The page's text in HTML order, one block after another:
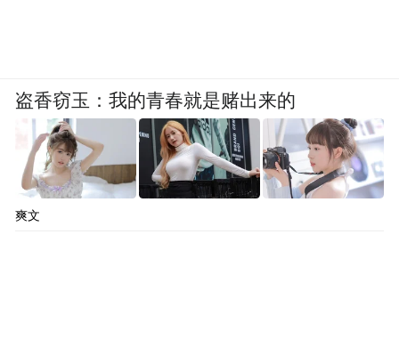
盗香窃玉：我的青春就是赌出来的
爽文